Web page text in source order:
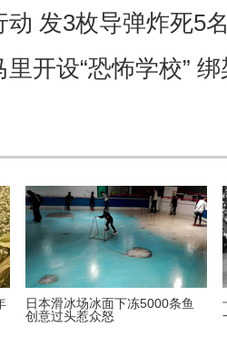
动 发3枚导弹炸死5
开设“恐怖学校”
日本滑冰场冰面下冻5000条鱼
创意过头惹众怒